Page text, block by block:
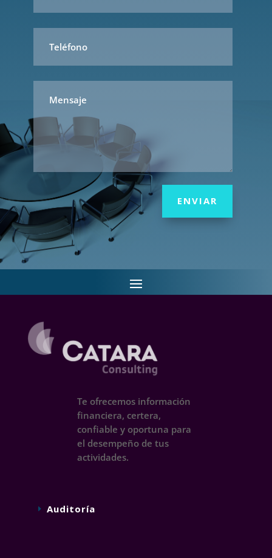
ENVIAR
Te ofrecemos información
financiera, certera,
confiable y oportuna para
el desempeño de tus
actividades.
Auditoría